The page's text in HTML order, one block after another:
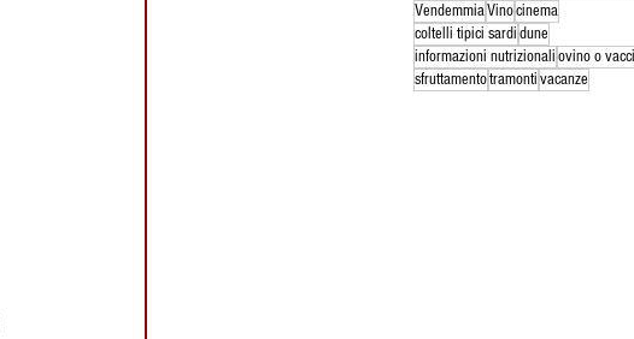
VendemmiaVinocinema
coltelli tipici sardidune
informazioni nutrizionaliovino o
sfruttamentotramontivacanze